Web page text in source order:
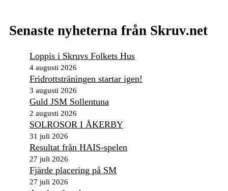
Senaste nyheterna från Skruv.net
Loppis i Skruvs Folkets Hus
4 augusti 2026
Fridrottsträningen startar igen!
3 augusti 2026
Guld JSM Sollentuna
2 augusti 2026
SOLROSOR I ÅKERBY
31 juli 2026
Resultat från HAIS-spelen
27 juli 2026
Fjärde placering på SM
27 juli 2026